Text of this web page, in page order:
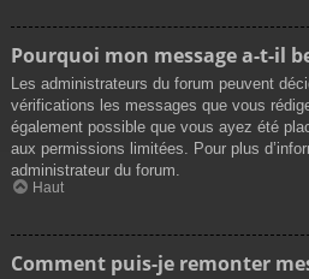
Pourquoi mon message a-t-il
Les administrateurs du forum peuvent
vérifications les messages que vous
également possible que vous ayez été
aux permissions limitées. Pour plus
administrateur du forum.
Haut
Comment puis-je remonter